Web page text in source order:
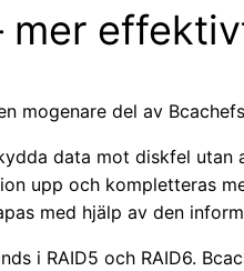
mer
mogenare del av
data mot diskfel utan
upp och kompletteras
med hjälp av den
i RAID5 och RAID6.